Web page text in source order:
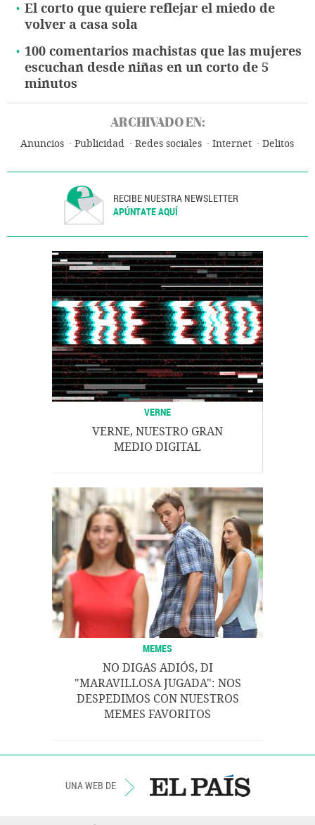
El corto que quiere reflejar el miedo de
volver a casa sola
100 comentarios machistas que las mujeres
escuchan desde niñas en un corto de 5
minutos
ARCHIVADO EN:
Anuncios Publicidad Redes sociales Internet Delitos
RECIBE NUESTRA NEWSLETTER
APÚNTATE AQUÍ
VERNE
VERNE, NUESTRO GRAN
MEDIO DIGITAL
MEMES
NO DIGAS ADIÓS, DI
"MARAVILLOSA JUGADA": NOS
DESPEDIMOS CON NUESTROS
MEMES FAVORITOS
UNA WEB DE